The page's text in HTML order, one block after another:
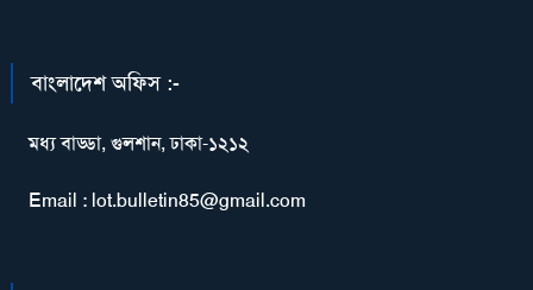
বাংলাদেশ অফিস :-
মধ্য বাড্ডা, গুলশান, ঢাকা-১২১২
Email : lot.bulletin85@gmail.com